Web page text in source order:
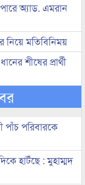
অ্যাড. এমরান
নিয়ে মতিবিনিময়
শীষের প্রার্থী
পাঁচ পরিবারকে
হাটঁছে : মুহাম্মদ